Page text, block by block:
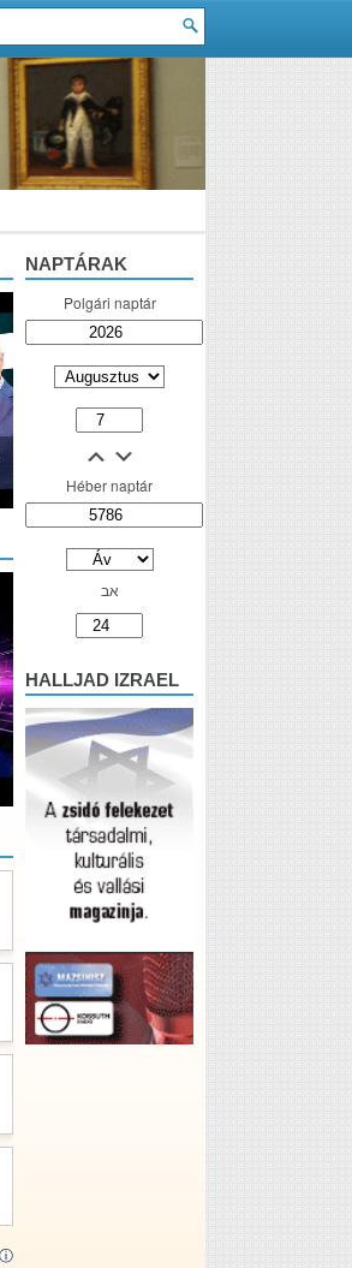
NAPTÁRAK
Polgári naptár
Héber naptár
אב
HALLJAD IZRAEL